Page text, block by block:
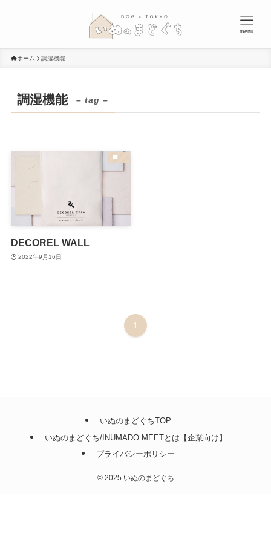
menu
ホーム 調湿機能
調湿機能 – tag –
DECOREL WALL
2022年9月16日
1
いぬのまどぐちTOP
いぬのまどぐち/INUMADO MEETとは【企業向け】
プライバシーポリシー
©2025 いぬのまどぐち